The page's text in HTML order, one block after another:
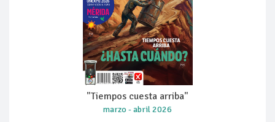
"Tiempos cuesta arriba"
marzo - abril 2026